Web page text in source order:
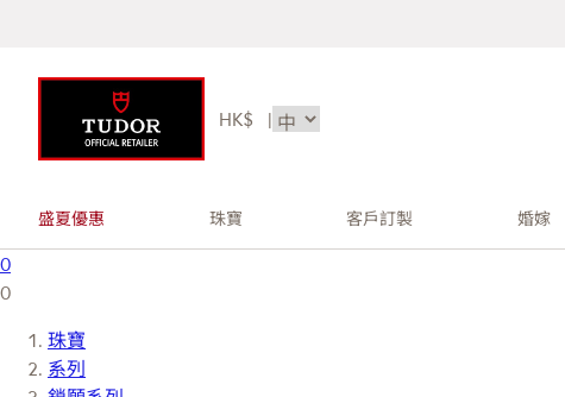
HK$ |
盛夏優惠 珠寶 客戶訂製 婚嫁
0
0
珠寶
系列